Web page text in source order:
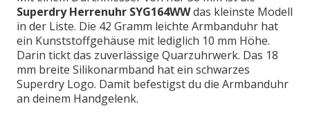
Superdry Herrenuhr SYG164WWdas kleinste Modell
in der Liste. Die 42 Gramm leichte Armbanduhr hat
ein Kunststoffgehäuse mit lediglich 10 mm Höhe.
Darin tickt das zuverlässige Quarzuhrwerk. Das 18
mm breite Silikonarmband hat ein schwarzes
Superdry Logo. Damit befestigst du die Armbanduhr
an deinem Handgelenk.